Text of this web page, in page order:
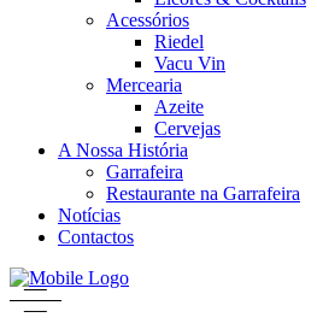
Acessórios
Riedel
Vacu Vin
Mercearia
Azeite
Cervejas
A Nossa História
Garrafeira
Restaurante na Garrafeira
Notícias
Contactos